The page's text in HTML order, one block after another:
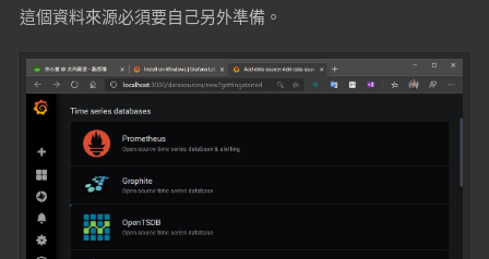
這個資料來源必須要自己另外準備。